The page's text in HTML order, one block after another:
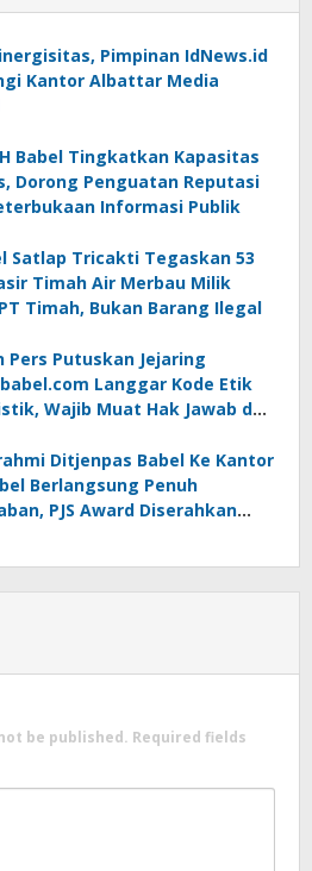
Pimpinan IdNews.id
Kantor Albattar Media
Babel Tingkatkan Kapasitas
Dorong Penguatan Reputasi
Informasi Publik
Satlap Tricakti Tegaskan 53
Timah Air Merbau Milik
Timah, Bukan Barang Ilegal
Pers Putuskan Jejaring
Langgar Kode Etik
Wajib Muat Hak Jawab dan
Ditjenpas Babel Ke Kantor
Penuh
PJS Award Diserahkan
be published. Required fields